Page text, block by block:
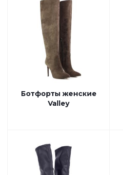
Ботфорты женские
Valley